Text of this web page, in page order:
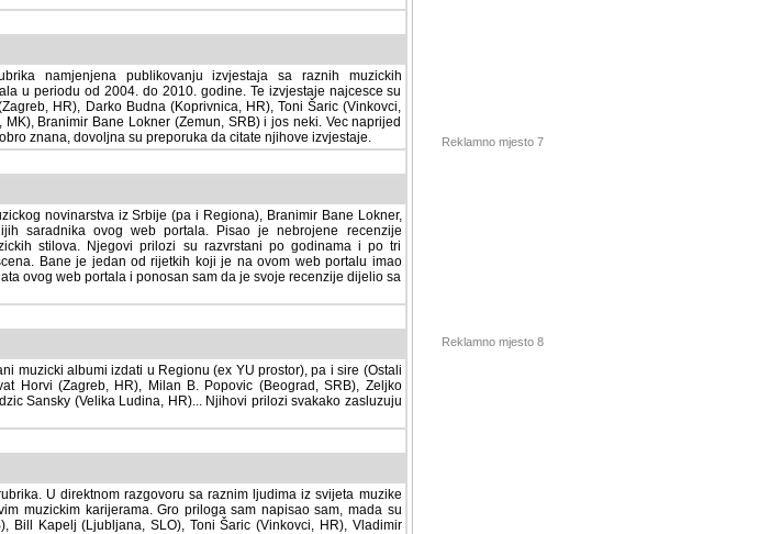
namjenjena publikovanju izvjestaja sa raznih muzickih
u periodu od 2004. do 2010. godine. Te izvjestaje najcesce su
HR), Darko Budna (Koprivnica, HR), Toni Šaric (Vinkovci,
MK), Branimir Bane Lokner (Zemun, SRB) i jos neki. Vec naprijed
znana, dovoljna su preporuka da citate njihove izvjestaje.
novinarstva iz Srbije (pa i Regiona), Branimir Bane Lokner,
ovog web portala. Pisao je nebrojene recenzije muzickih
Njegovi prilozi su razvrstani po godinama i po tri osnovne
jedan od rijetkih koji je na ovom web portalu imao svoju rubriku.
i ponosan sam da je svoje recenzije dijelio sa svima vama,
muzicki albumi izdati u Regionu (ex YU prostor), pa i sire (Ostali
(Zagreb, HR), Milan B. Popovic (Beograd, SRB), Zeljko Milovic
(Velika Ludina, HR)... Njihovi prilozi svakako zasluzuju da se
U direktnom razgovoru sa raznim ljudima iz svijeta muzike
muzickim karijerama. Gro priloga sam napisao sam, mada su
Bill Kapelj (Ljubljana, SLO), Toni Šaric (Vinkovci, HR), Vladimir